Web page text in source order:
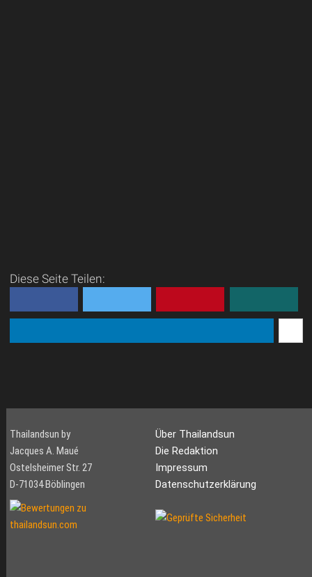
Diese Seite Teilen:
Thailandsun by
Jacques A. Maué
Ostelsheimer Str. 27
D-71034 Böblingen
Über Thailandsun
Die Redaktion
Impressum
Datenschutzerklärung